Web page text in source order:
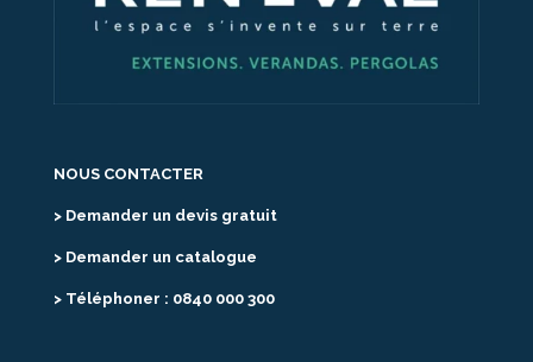
NOUS CONTACTER
> Demander un devis gratuit
> Demander un catalogue
> Téléphoner : 0840 000 300